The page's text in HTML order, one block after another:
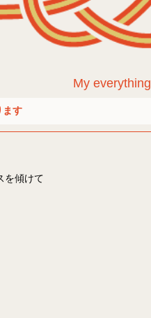
My everything
ます
を傾けて